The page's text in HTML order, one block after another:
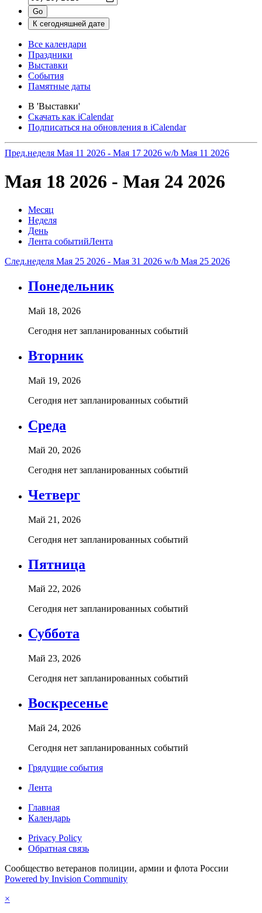
Все календари
Праздники
Выставки
События
Памятные даты
В 'Выставки'
Скачать как iCalendar
Подписаться на обновления в iCalendar
Пред.неделя Мая 11 2026 - Мая 17 2026 w/b Мая 11 2026
Мая 18 2026 - Мая 24 2026
Месяц
Неделя
День
Лента событийЛента
След.неделя Мая 25 2026 - Мая 31 2026 w/b Мая 25 2026
Понедельник
Май 18, 2026
Сегодня нет запланированных событий
Вторник
Май 19, 2026
Сегодня нет запланированных событий
Среда
Май 20, 2026
Сегодня нет запланированных событий
Четверг
Май 21, 2026
Сегодня нет запланированных событий
Пятница
Май 22, 2026
Сегодня нет запланированных событий
Суббота
Май 23, 2026
Сегодня нет запланированных событий
Воскресенье
Май 24, 2026
Сегодня нет запланированных событий
Грядущие события
Лента
Главная
Календарь
Privacy Policy
Обратная связь
Сообщество ветеранов полиции, армии и флота России
Powered by Invision Community
×